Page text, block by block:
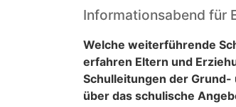
Informationsabend für
Welche weiterführende
erfahren Eltern und
Schulleitungen der
über das schulische